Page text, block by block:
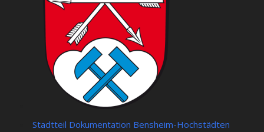
Stadtteil Dokumentation Bensheim-Hochstädten